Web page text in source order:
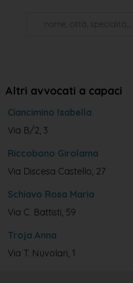
Altri avvocati a capaci
Ciancimino Isabella
Via B/2, 3
Riccobono Girolama
Via Discesa Castello, 27
Schiavo Rosa Maria
Via C. Battisti, 59
Troja Anna
Via T. Nuvolari, 1